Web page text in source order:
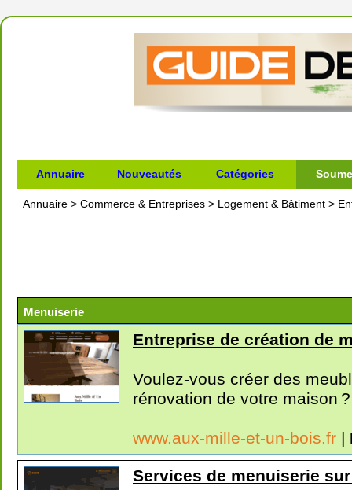
Annuaire Nouveautés Catégories
Annuaire > Commerce & Entreprises > Logement & Bâtiment >
Menuiserie
Entreprise de création de
Voulez-vous créer des
rénovation de votre maison
www.aux-mille-et-un-bois.fr |
Services de menuiserie